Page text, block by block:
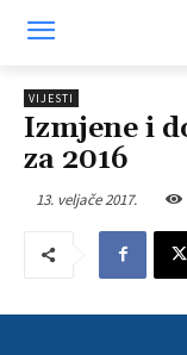
VIJESTI
Izmjene i
za 2016
13. veljače 2017.